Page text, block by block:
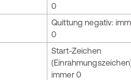
0
Quittung negativ:
0
Start-Zeichen
immer 0